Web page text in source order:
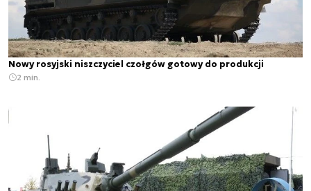
Nowy rosyjski niszczyciel czołgów gotowy do produkcji
2 min.